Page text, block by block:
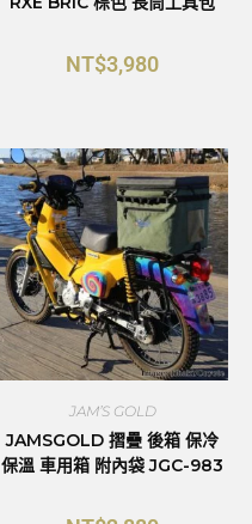
NT$3,980
JAM’S GOLD
JAMSGOLD 摺疊 後箱 保冷
保溫 車用箱 附內袋 JGC-983